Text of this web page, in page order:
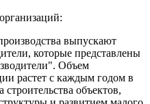
выпускают
которые представлены
Объем
растет с каждым годом в
объектов,